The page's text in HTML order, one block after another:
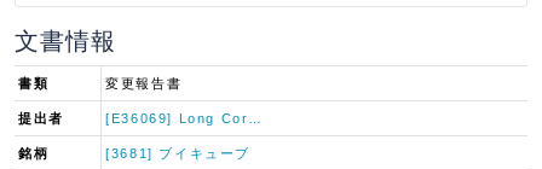
文書情報
書類 変更報告書
提出者 [E36069] Long Cor…
銘柄 [3681] ブイキューブ